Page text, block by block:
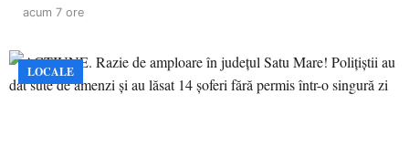
acum 7 ore
LOCALE